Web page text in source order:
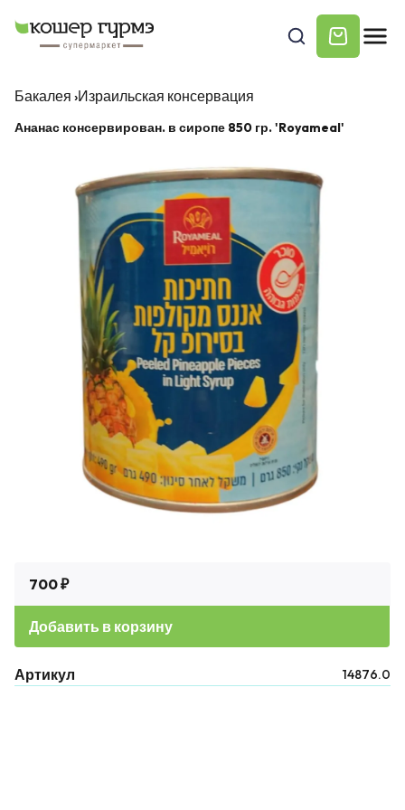
Бакалея ›Израильская консервация
Ананас консервирован. в сиропе 850 гр. 'Royameal'
700 ₽
Добавить в корзину
Артикул 14876.0